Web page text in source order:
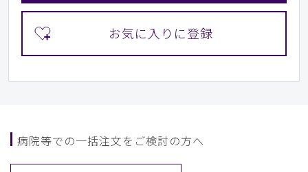
病院等での一括注文をご検討の方へ